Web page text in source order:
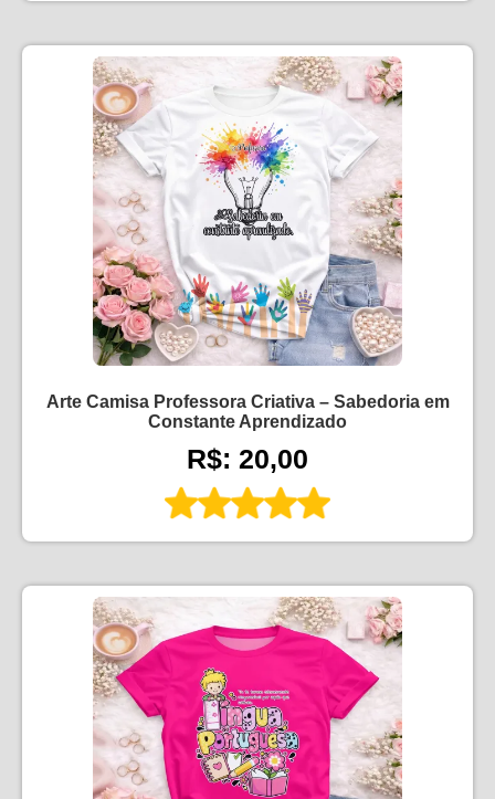
Arte Camisa Professora Criativa – Sabedoria em
Constante Aprendizado
R$: 20,00